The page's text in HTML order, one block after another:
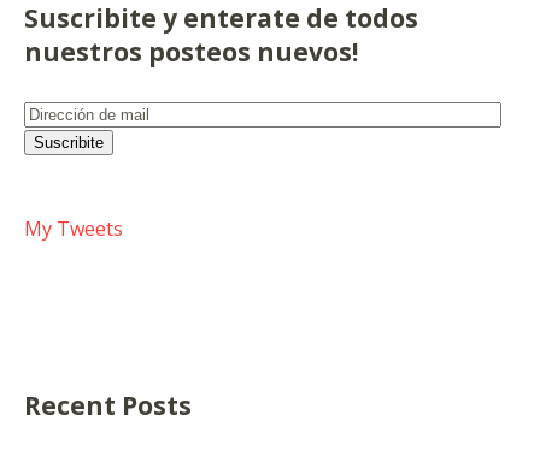
Suscribite y enterate de todos
nuestros posteos nuevos!
Dirección
deSuscribite
My Tweets
Recent Posts